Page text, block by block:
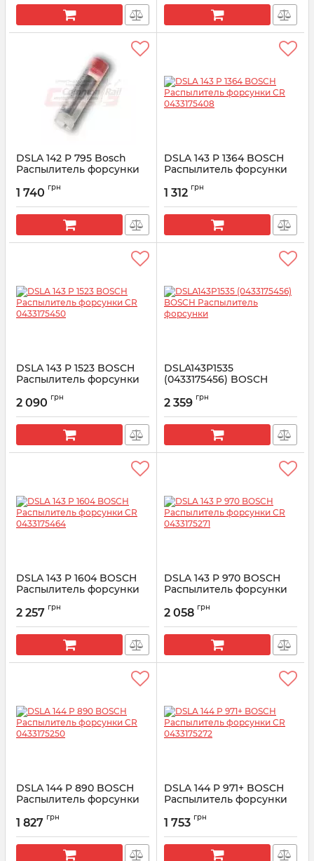
DSLA 142 P 795 Bosсh
Распылитель форсунки
Артикул:
1 740 грн
DSLA 143 P 1364 BOSCH
Распылитель форсунки
Артикул:
1 312 грн
DSLA 143 P 1523 BOSCH
Распылитель форсунки
Артикул: 0433175450
2 090 грн
DSLA143P1535
(0433175456) BOSCH
Артикул:
2 359 грн
DSLA 143 P 1604 BOSCH
Распылитель форсунки
Артикул:
2 257 грн
DSLA 143 P 970 BOSCH
Распылитель форсунки
Артикул:
2 058 грн
DSLA 144 P 890 BOSCH
Распылитель форсунки
Артикул:
1 827 грн
DSLA 144 P 971+ BOSCH
Распылитель форсунки
Артикул:
1 753 грн